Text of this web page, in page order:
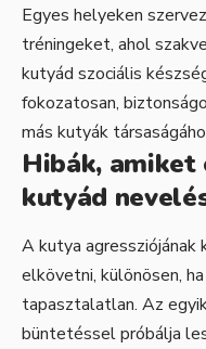
Egyes helyeken
tréningeket, ahol
kutyád szociális
fokozatosan,
más kutyák
Hibák,
kutyád
A kutya agressziójának
elkövetni, különösen,
tapasztalatlan. Az
büntetéssel próbálja